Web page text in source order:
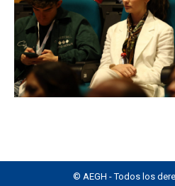
© AEGH - Todos los